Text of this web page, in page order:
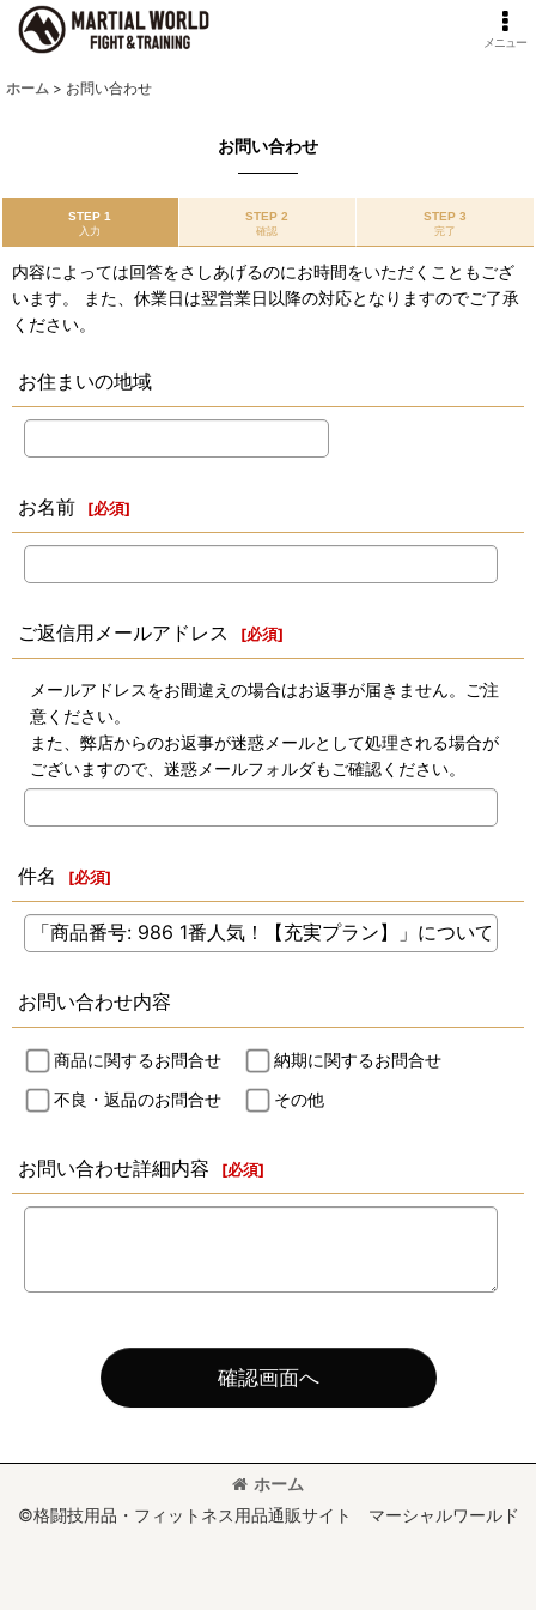
メニュー
ホーム > お問い合わせ
お問い合わせ
STEP 1
入力
STEP 2
確認
STEP 3
完了
内容によっては回答をさしあげるのにお時間をいただくこともござ
います。 また、休業日は翌営業日以降の対応となりますのでご了承
ください。
お住まいの地域
お名前 [必須]
ご返信用メールアドレス [必須]
メールアドレスをお間違えの場合はお返事が届きません。ご注
意ください。
また、弊店からのお返事が迷惑メールとして処理される場合が
ございますので、迷惑メールフォルダもご確認ください。
件名 [必須]
お問い合わせ内容
商品に関するお問合せ
納期に関するお問合せ
不良・返品のお問合せ
その他
お問い合わせ詳細内容 [必須]
確認画面へ
ホーム
©格闘技用品・フィットネス用品通販サイト マーシャルワールド